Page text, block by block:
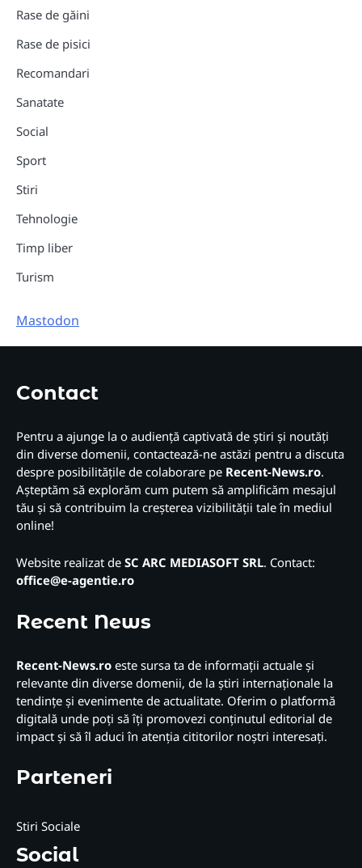
Rase de găini
Rase de pisici
Recomandari
Sanatate
Social
Sport
Stiri
Tehnologie
Timp liber
Turism
Mastodon
Contact
Pentru a ajunge la o audiență captivată de știri și noutăți
din diverse domenii, contactează-ne astăzi pentru a discuta
despre posibilitățile de colaborare pe Recent-News.ro.
Așteptăm să explorăm cum putem să amplificăm mesajul
tău și să contribuim la creșterea vizibilității tale în mediul
online!
Website realizat de SC ARC MEDIASOFT SRL. Contact:
office@e-agentie.ro
Recent News
Recent-News.ro este sursa ta de informații actuale și
relevante din diverse domenii, de la știri internaționale la
tendințe și evenimente de actualitate. Oferim o platformă
digitală unde poți să îți promovezi conținutul editorial de
impact și să îl aduci în atenția cititorilor noștri interesați.
Parteneri
Stiri Sociale
Social